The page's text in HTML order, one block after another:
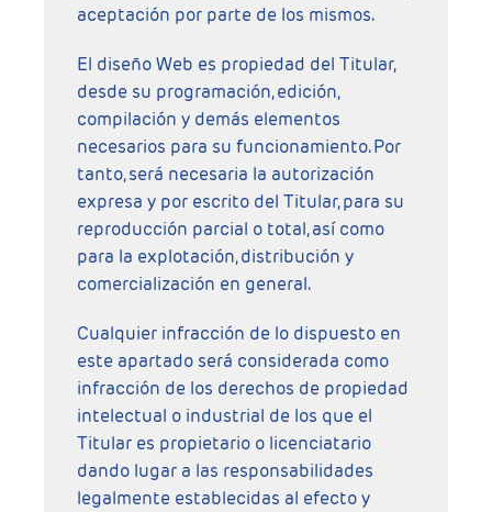
aceptación por parte de los mismos.
El diseño Web es propiedad del Titular,
desde su programación, edición,
compilación y demás elementos
necesarios para su funcionamiento. Por
tanto, será necesaria la autorización
expresa y por escrito del Titular, para su
reproducción parcial o total, así como
para la explotación, distribución y
comercialización en general.
Cualquier infracción de lo dispuesto en
este apartado será considerada como
infracción de los derechos de propiedad
intelectual o industrial de los que el
Titular es propietario o licenciatario
dando lugar a las responsabilidades
legalmente establecidas al efecto y